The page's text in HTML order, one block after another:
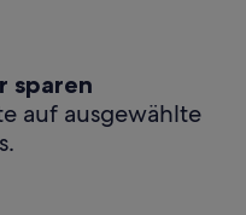
sparen
auf ausgewählte